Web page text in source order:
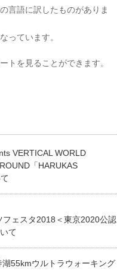
言語に訳したものがありま
っています。
トを見ることができます。
VERTICAL WORLD
「HARUKAS
フェスタ2018＜東京2020公認
て
55kmウルトラウォーキング